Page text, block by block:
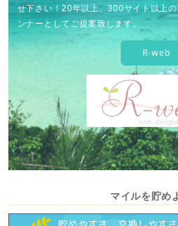
せ下さい！20年以上、300サイト以上
ンナーとしてご提案致します。
R-web
マイルを貯め